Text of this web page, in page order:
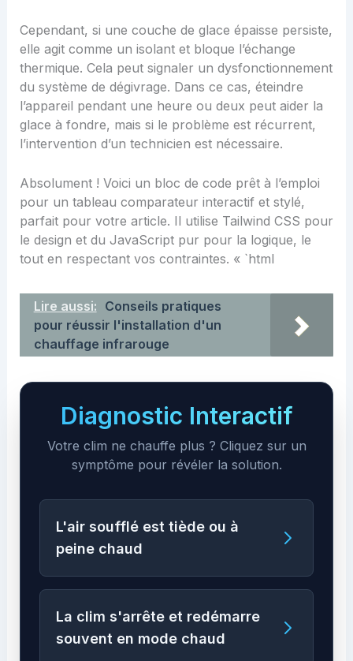
Cependant, si une couche de glace épaisse persiste,
elle agit comme un isolant et bloque l’échange
thermique. Cela peut signaler un dysfonctionnement
du système de dégivrage. Dans ce cas, éteindre
l’appareil pendant une heure ou deux peut aider la
glace à fondre, mais si le problème est récurrent,
l’intervention d’un technicien est nécessaire.
Absolument ! Voici un bloc de code prêt à l’emploi
pour un tableau comparateur interactif et stylé,
parfait pour votre article. Il utilise Tailwind CSS pour
le design et du JavaScript pur pour la logique, le
tout en respectant vos contraintes. « `html
Lire aussi: Conseils pratiques
pour réussir l'installation d'un
chauffage infrarouge
Diagnostic Interactif
Votre clim ne chauffe plus ? Cliquez sur un
symptôme pour révéler la solution.
L'air soufflé est tiède ou à
peine chaud
La clim s'arrête et redémarre
souvent en mode chaud